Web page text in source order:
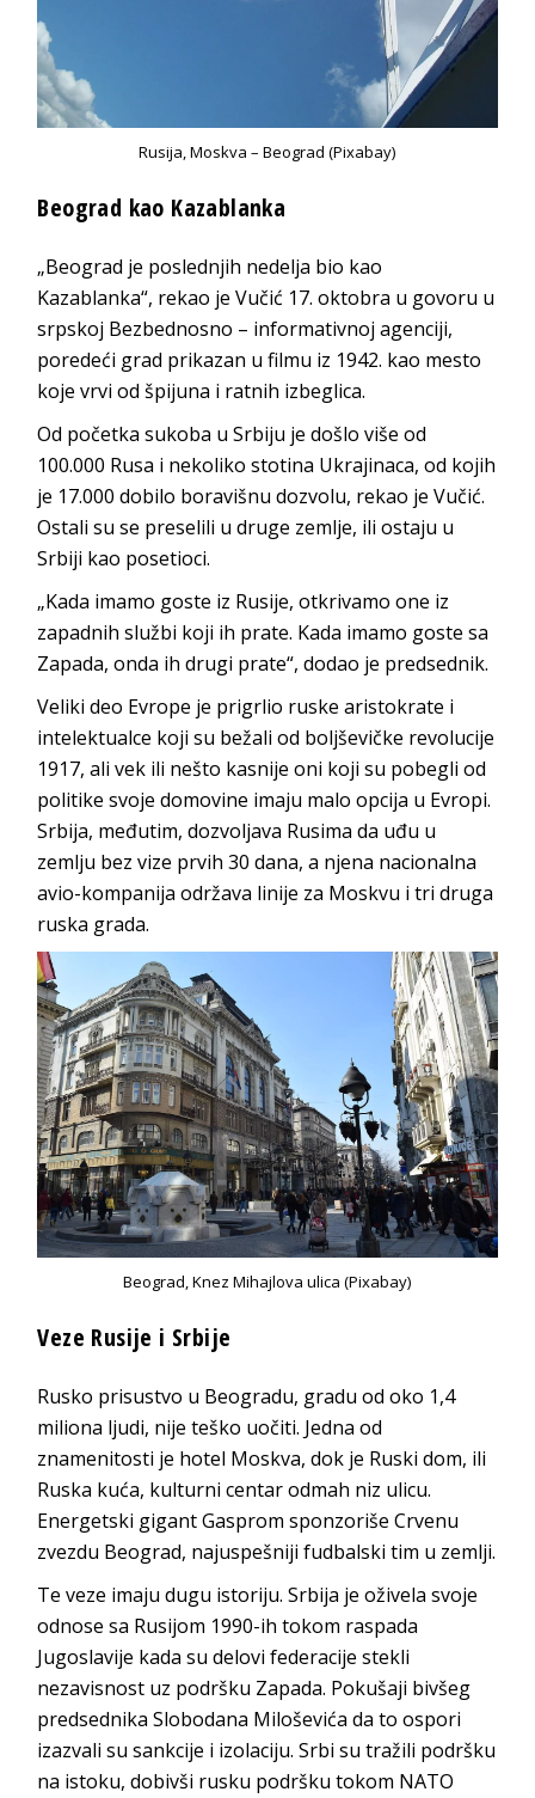
Rusija, Moskva – Beograd (Pixabay)
Beograd kao Kazablanka
„Beograd je poslednjih nedelja bio kao
Kazablanka“, rekao je Vučić 17. oktobra u govoru u
srpskoj Bezbednosno – informativnoj agenciji,
poredeći grad prikazan u filmu iz 1942. kao mesto
koje vrvi od špijuna i ratnih izbeglica.
Od početka sukoba u Srbiju je došlo više od
100.000 Rusa i nekoliko stotina Ukrajinaca, od kojih
je 17.000 dobilo boravišnu dozvolu, rekao je Vučić.
Ostali su se preselili u druge zemlje, ili ostaju u
Srbiji kao posetioci.
„Kada imamo goste iz Rusije, otkrivamo one iz
zapadnih službi koji ih prate. Kada imamo goste sa
Zapada, onda ih drugi prate“, dodao je predsednik.
Veliki deo Evrope je prigrlio ruske aristokrate i
intelektualce koji su bežali od boljševičke revolucije
1917, ali vek ili nešto kasnije oni koji su pobegli od
politike svoje domovine imaju malo opcija u Evropi.
Srbija, međutim, dozvoljava Rusima da uđu u
zemlju bez vize prvih 30 dana, a njena nacionalna
avio-kompanija održava linije za Moskvu i tri druga
ruska grada.
Beograd, Knez Mihajlova ulica (Pixabay)
Veze Rusije i Srbije
Rusko prisustvo u Beogradu, gradu od oko 1,4
miliona ljudi, nije teško uočiti. Jedna od
znamenitosti je hotel Moskva, dok je Ruski dom, ili
Ruska kuća, kulturni centar odmah niz ulicu.
Energetski gigant Gasprom sponzoriše Crvenu
zvezdu Beograd, najuspešniji fudbalski tim u zemlji.
Te veze imaju dugu istoriju. Srbija je oživela svoje
odnose sa Rusijom 1990-ih tokom raspada
Jugoslavije kada su delovi federacije stekli
nezavisnost uz podršku Zapada. Pokušaji bivšeg
predsednika Slobodana Miloševića da to ospori
izazvali su sankcije i izolaciju. Srbi su tražili podršku
na istoku, dobivši rusku podršku tokom NATO